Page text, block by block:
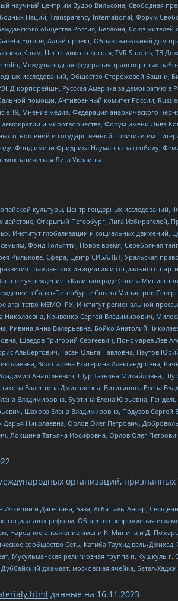
центр им Вудро Вильсона, Свободная
Наций, Transparеncy International, Форум
общества Россия, Беллона, Союз
Europe, Алтай проект, Образовательный дом
Крым, Центр дикого лосося, TVR Studios, ТВ
Международная федерация транспортных
исследований, Общество Сторожевой башни,
корпорейшн, Русская Америка за демократию в
помощи, Антивоенный комитет России,
19, Мнение медиа, Федерация анархического
и миротворчества, Форум имени Льва
отношений и государственной политики им
Фонд имени Фридриха Науманна за свободу,
Лига Украины
культуры, Центр гендерных
Открытый Петербург, Лига Избирателей,
Институт глобализации и социальных
Фонд Тольятти, Новое время, Серебряная
Рылькова, Сфера, Центр СИБАЛЬТ, Уральская
гражданских инициатив и социального
учреждение в Калининграде Совета
в Санкт-Петербурге Совета Министров
МЕМО. РУ, Институт региональной
Николаевна, Кривенко Сергей Владимирович,
Ривина Анна Валерьевна, Бойко Анатолий
Шведов Григорий Сергеевич, Пономарев Лев
Альбертович, Гасан Ольга Павловна, Паутов
Золотарева Екатерина Александровна,
Анатольевич, Щур Татьяна Михайловна,
Валентина Дмитриевна, Вититинова Елена
Владимировна, Буртина Елена Юрьевна,
Шахова Елена Владимировна, Подузов Сергей
Николаевна, Орлов Олег Петрович,
Локшина Татьяна Иосифовна, Орлов Олег
организаций, признанных
и Дагестана, База, Асбат аль-Ансар,
социальных реформ, Общество возрождения
Народное ополчение имени К. Минина и Д.
сообщество Сеть, Катиба Таухид валь-
Мусульманская религиозная группа п.
джамаат, московская ячейка, Батал-
данные на 16.11.2023